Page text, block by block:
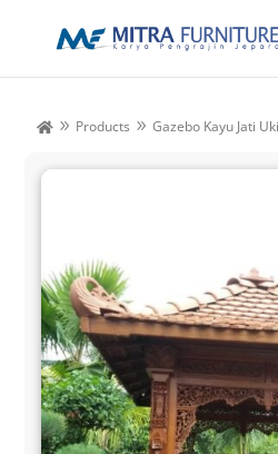
 9 Products 9 Gazebo Kayu Jati